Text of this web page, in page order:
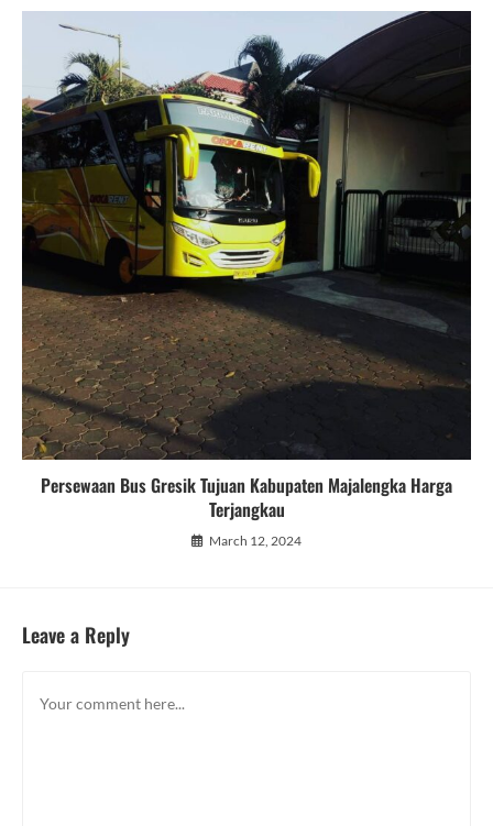
Persewaan Bus Gresik Tujuan Kabupaten Majalengka Harga
Terjangkau
March 12, 2024
Leave a Reply